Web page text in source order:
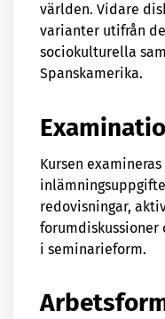
världen. Vidare
varianter utifrån
sociokulturella
Spanskamerika.
Kursen
redovisningar,
i seminarieform.